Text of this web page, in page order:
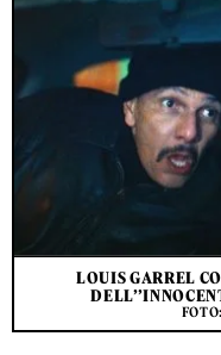
LOUIS GARREL